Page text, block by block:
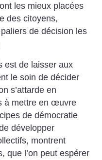
les mieux placées
des citoyens,
de décision les
est de laisser aux
le soin de décider
s’attarde en
à mettre en œuvre
de démocratie
développer
montrent
que l’on peut espérer